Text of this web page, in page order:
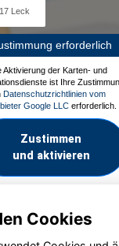
Leck
erforderlich
Aktivierung der Karten- und
ist Ihre
Datenschutzrichtlinien vom
Google LLC erforderlich.
Zustimmen
und aktivieren
Cookies